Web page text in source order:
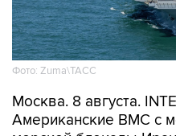
Фото: Zuma\ТАСС
Москва. 8 августа.
морской блокады
связанное с этой